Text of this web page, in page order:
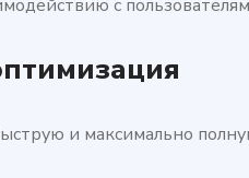
с
и максимально